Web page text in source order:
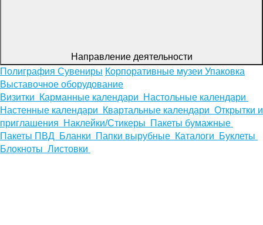
Направление деятельности
Полиграфия Сувениры Корпоративные музеи Упаковка
Выставочное оборудование
Визитки
Карманные календари
Настольные календари
Настенные календари
Квартальные календари Открытки и
приглашения
Наклейки/Стикеры
Пакеты бумажные
Пакеты ПВД Бланки Папки вырубные Каталоги
Буклеты
Блокноты Листовки